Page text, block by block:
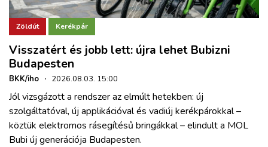
Zöldút Kerékpár
Visszatért és jobb lett: újra lehet Bubizni
Budapesten
BKK/iho · 2026.08.03. 15:00
Jól vizsgázott a rendszer az elmúlt hetekben: új
szolgáltatóval, új applikációval és vadiúj kerékpárokkal –
köztük elektromos rásegítésű bringákkal – elindult a MOL
Bubi új generációja Budapesten.